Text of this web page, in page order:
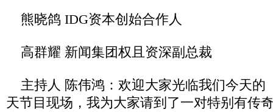
熊晓鸽 IDG资本创始合作人
高群耀 新闻集团权且资深副总裁
主持人 陈伟鸿：欢迎大家光临我们今天的
天节目现场，我为大家请到了一对特别有传